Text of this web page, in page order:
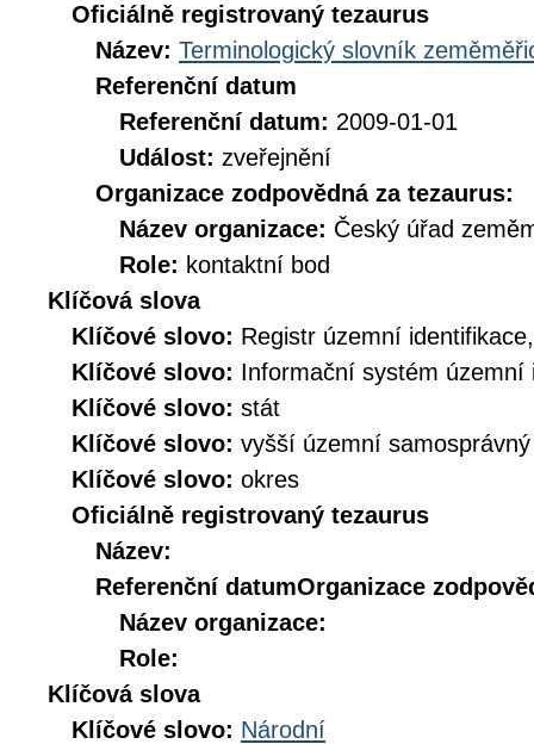
Oficiálně registrovaný tezaurus
Název: Terminologický slovník
Referenční datum
Referenční datum: 2009-01-01
Událost: zveřejnění
Organizace zodpovědná za tezaurus:
Název organizace: Český úřad
Role: kontaktní bod
Klíčová slova
Klíčové slovo: Registr územní
Klíčové slovo: Informační systém územní
Klíčové slovo: stát
Klíčové slovo: vyšší územní
Klíčové slovo: okres
Oficiálně registrovaný tezaurus
Název:
Referenční datumOrganizace
Název organizace:
Role:
Klíčová slova
Klíčové slovo: Národní